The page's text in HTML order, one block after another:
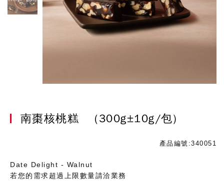
南棗核桃糕 (300g±10g/包)
產品編號:340051
Date Delight - Walnut
若您的需求超過上限數量請洽業務